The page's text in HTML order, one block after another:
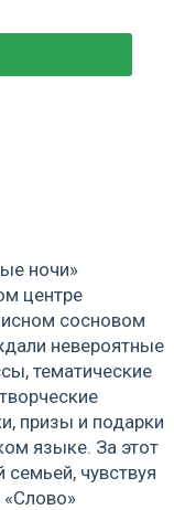
ночи»
центре
сосновом
невероятные
тематические
призы и подарки
языке. За этот
чувствуя